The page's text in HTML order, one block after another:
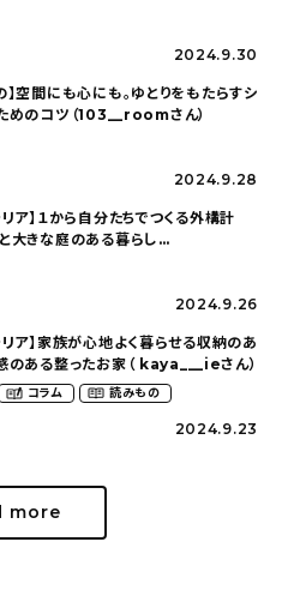
らしのこと（_____chika708さん）
2024.9.30
】空間にも心にも。ゆとりをもたらすシ
めのコツ（103__roomさん）
2024.9.28
ア】１から自分たちでつくる外構計
大きな庭のある暮らし
ん）
2024.9.26
リア】家族が心地よく暮らせる収納のあ
のある整ったお家（ kaya___ieさん）
コラム 読みもの
2024.9.23
more